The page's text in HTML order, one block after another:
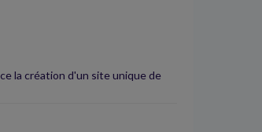
la création d'un site unique de